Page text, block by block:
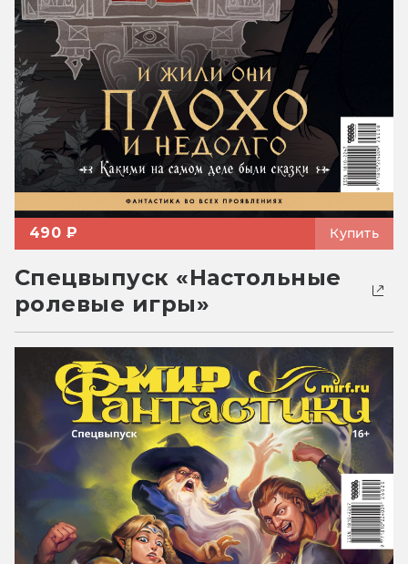
490 ₽ Купить
Спецвыпуск «Настольные
ролевые игры»